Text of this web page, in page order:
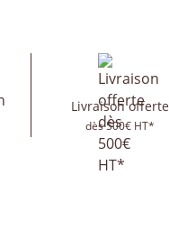
Livraison offerte
dès 500€ HT*